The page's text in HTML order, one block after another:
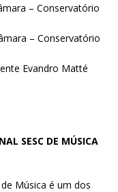
– Conservatório
– Conservatório
Evandro Matté
SESC DE MÚSICA
Música é um dos